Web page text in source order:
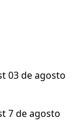
03 de agosto
7 de agosto